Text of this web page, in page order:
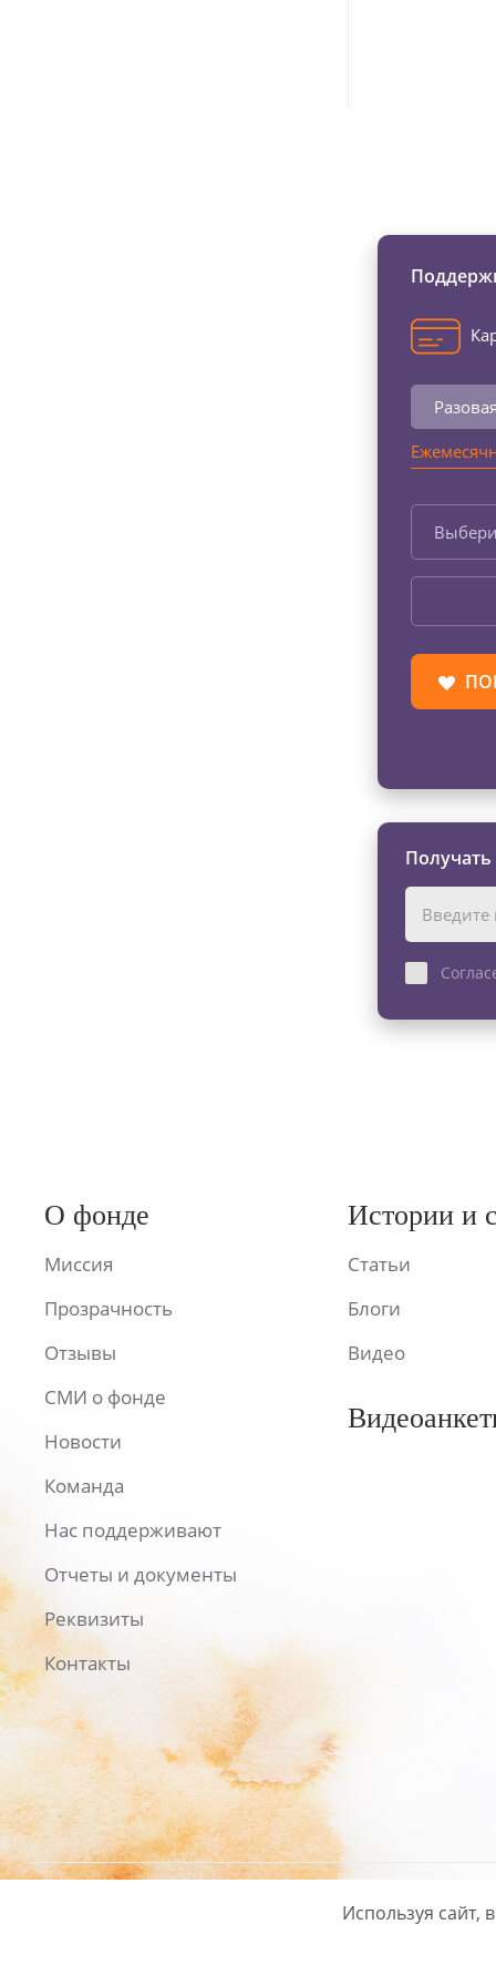
О фонде
Миссия
Прозрачность
Отзывы
СМИ о фонде
Новости
Команда
Нас поддерживают
Отчеты и документы
Реквизиты
Контакты
Истории и
Статьи
Блоги
Видео
Политика
Используя сайт,